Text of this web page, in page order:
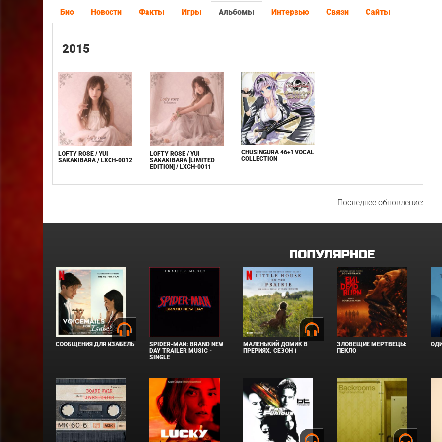
Био Новости Факты Игры Альбомы Интервью Связи Сайты
2015
LOFTY ROSE / YUI
SAKAKIBARA / LXCH-0012
LOFTY ROSE / YUI
SAKAKIBARA [LIMITED
EDITION] / LXCH-0011
CHUSINGURA 46+1 VOCAL
COLLECTION
Последнее обновление:
ПОПУЛЯРНОЕ
СООБЩЕНИЯ ДЛЯ ИЗАБЕЛЬ
SPIDER-MAN: BRAND NEW
DAY TRAILER MUSIC -
SINGLE
МАЛЕНЬКИЙ ДОМИК В
ПРЕРИЯХ. СЕЗОН 1
ЗЛОВЕЩИЕ МЕРТВЕЦЫ:
ПЕКЛО